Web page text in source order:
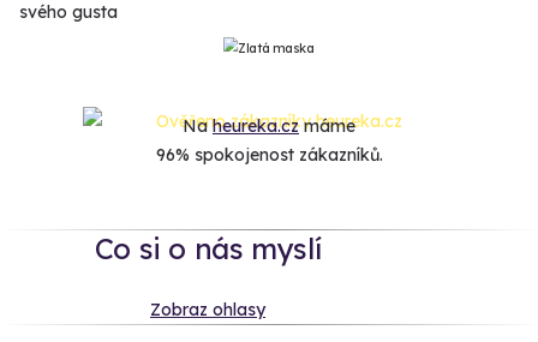
svého gusta
Naheureka.czmáme
96% spokojenost zákazníků.
Co si o nás myslí
Zobraz ohlasy